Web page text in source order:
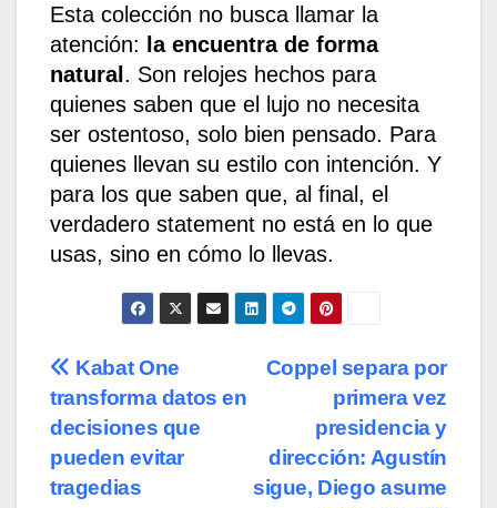
Esta colección no busca llamar la
atención: la encuentra de forma
natural. Son relojes hechos para
quienes saben que el lujo no necesita
ser ostentoso, solo bien pensado. Para
quienes llevan su estilo con intención. Y
para los que saben que, al final, el
verdadero statement no está en lo que
usas, sino en cómo lo llevas.
Navegación
de
entradas
Coppel separa por
primera vez
presidencia y
dirección: Agustín
sigue, Diego asume
Kabat One
transforma datos en
decisiones que
pueden evitar
tragedias